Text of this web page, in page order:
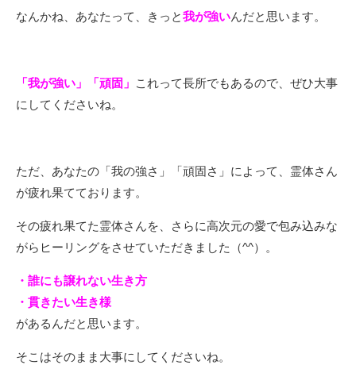
なんかね、あなたって、きっと我が強いんだと思います。
「我が強い」「頑固」 これって長所でもあるので、ぜひ大事
にしてくださいね。
ただ、あなたの「我の強さ」「頑固さ」によって、霊体さん
が疲れ果てております。
その疲れ果てた霊体さんを、さらに高次元の愛で包み込みな
がらヒーリングをさせていただきました（^^）。
・誰にも譲れない生き方
・貫きたい生き様
があるんだと思います。
そこはそのまま大事にしてくださいね。